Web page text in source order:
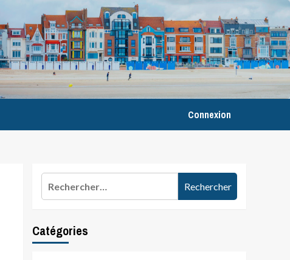
Connexion
Catégories